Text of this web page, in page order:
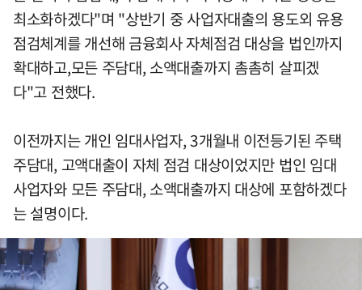
최소화하겠다"며 "상반기 중 사업자대출의 용도외 유용
점검체계를 개선해 금융회사 자체점검 대상을 법인까지
확대하고,모든 주담대, 소액대출까지 촘촘히 살피겠
다"고 전했다.
이전까지는 개인 임대사업자, 3개월내 이전등기된 주택
주담대, 고액대출이 자체 점검 대상이었지만 법인 임대
사업자와 모든 주담대, 소액대출까지 대상에 포함하겠다
는 설명이다.